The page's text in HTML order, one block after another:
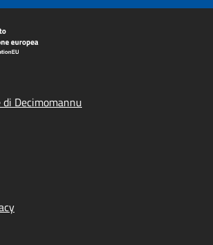
di Decimomannu